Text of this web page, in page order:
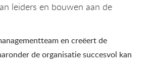
leiders en bouwen aan de
en creëert de
de organisatie succesvol kan